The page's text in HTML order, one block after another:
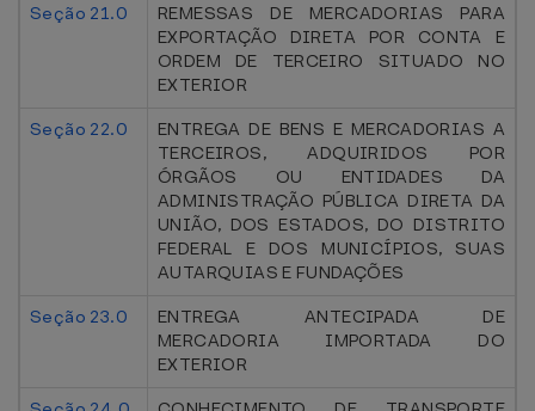
Seção 21.0
REMESSAS DE MERCADORIAS PARA
EXPORTAÇÃO DIRETA POR CONTA E
ORDEM DE TERCEIRO SITUADO NO
EXTERIOR
Seção 22.0
ENTREGA DE BENS E MERCADORIAS A
TERCEIROS, ADQUIRIDOS POR
ÓRGÃOS OU ENTIDADES DA
ADMINISTRAÇÃO PÚBLICA DIRETA DA
UNIÃO, DOS ESTADOS, DO DISTRITO
FEDERAL E DOS MUNICÍPIOS, SUAS
AUTARQUIAS E FUNDAÇÕES
Seção 23.0
ENTREGA ANTECIPADA DE
MERCADORIA IMPORTADA DO
EXTERIOR